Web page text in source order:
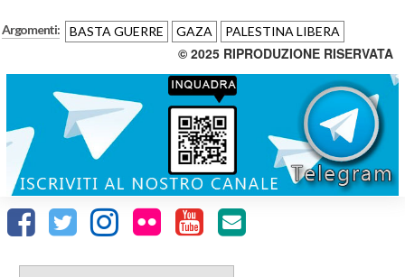
Argomenti: BASTA GUERRE GAZA PALESTINA LIBERA
© 2025 RIPRODUZIONE RISERVATA